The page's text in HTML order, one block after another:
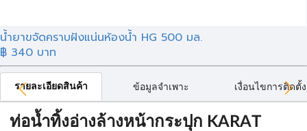
น้ำยาขจัดคราบฝังแน่นห้องน้ำ HG 500 มล.
฿ 340 บาท
รายละเอียดสินค้า ข้อมูลจำเพาะ เงื่อนไขการติดตั้ง
ท่อน้ำทิ้งอ่างล้างหน้ากระปุก KARAT